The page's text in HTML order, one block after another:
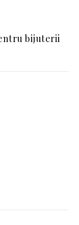
bijuterii